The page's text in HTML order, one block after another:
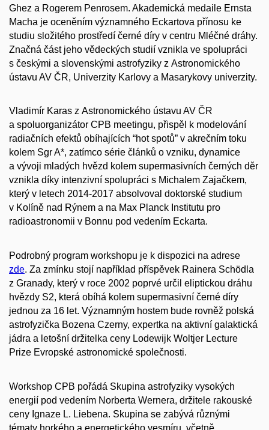
Ghez a Rogerem Penrosem. Akademická medaile Ernsta
Macha je oceněním významného Eckartova přínosu ke
studiu složitého prostředí černé díry v centru Mléčné dráhy.
Značná část jeho vědeckých studií vznikla ve spolupráci
s českými a slovenskými astrofyziky z Astronomického
ústavu AV ČR, Univerzity Karlovy a Masarykovy univerzity.
Vladimír Karas z Astronomického ústavu AV ČR
a spoluorganizátor CPB meetingu, přispěl k modelování
radiačních efektů obíhajících “hot spotů” v akrečním toku
kolem Sgr A*, zatímco série článků o vzniku, dynamice
a vývoji mladých hvězd kolem supermasivních černých děr
vznikla díky intenzivní spolupráci s Michalem Zajačkem,
který v letech 2014-2017 absolvoval doktorské studium
v Kolíně nad Rýnem a na Max Planck Institutu pro
radioastronomii v Bonnu pod vedením Eckarta.
Podrobný program workshopu je k dispozici na adrese
zde. Za zmínku stojí například příspěvek Rainera Schödla
z Granady, který v roce 2002 poprvé určil eliptickou dráhu
hvězdy S2, která obíhá kolem supermasivní černé díry
jednou za 16 let. Významným hostem bude rovněž polská
astrofyzička Bozena Czerny, expertka na aktivní galaktická
jádra a letošní držitelka ceny Lodewijk Woltjer Lecture
Prize Evropské astronomické společnosti.
Workshop CPB pořádá Skupina astrofyziky vysokých
energií pod vedením Norberta Wernera, držitele rakouské
ceny Ignaze L. Liebena. Skupina se zabývá různými
tématy horkého a energetického vesmíru, včetně